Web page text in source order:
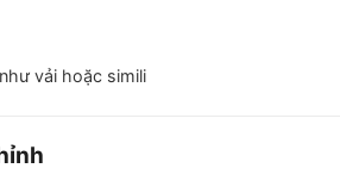
vải hoặc simili